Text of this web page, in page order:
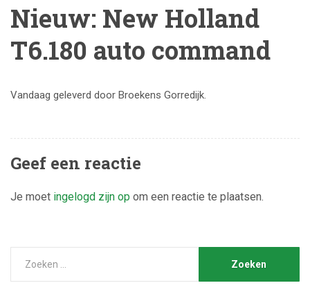
Nieuw: New Holland
T6.180 auto command
Vandaag geleverd door Broekens Gorredijk.
Geef een reactie
Je moet ingelogd zijn op om een reactie te plaatsen.